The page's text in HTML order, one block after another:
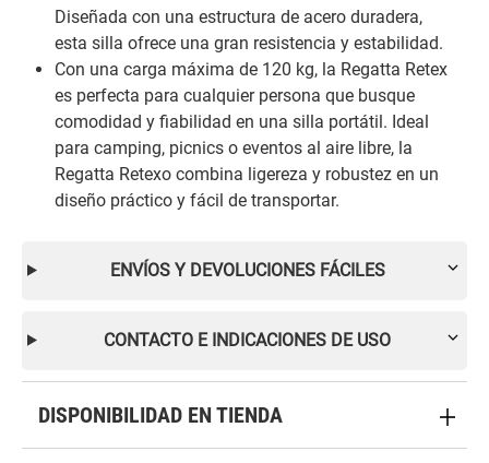
Diseñada con una estructura de acero duradera,
esta silla ofrece una gran resistencia y estabilidad.
Con una carga máxima de 120 kg, la Regatta Retex
es perfecta para cualquier persona que busque
comodidad y fiabilidad en una silla portátil. Ideal
para camping, picnics o eventos al aire libre, la
Regatta Retexo combina ligereza y robustez en un
diseño práctico y fácil de transportar.
ENVÍOS Y DEVOLUCIONES FÁCILES
CONTACTO E INDICACIONES DE USO
DISPONIBILIDAD EN TIENDA